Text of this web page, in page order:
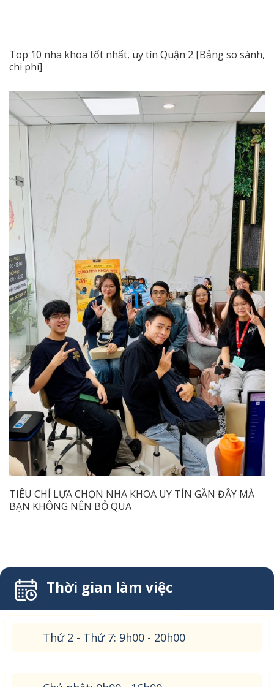
Top 10 nha khoa tốt nhất, uy tín Quận 2 [Bảng so sánh,
chi phí]
TIÊU CHÍ LỰA CHỌN NHA KHOA UY TÍN GẦN ĐÂY MÀ
BẠN KHÔNG NÊN BỎ QUA
Thời gian làm việc
Thứ 2 - Thứ 7: 9h00 - 20h00